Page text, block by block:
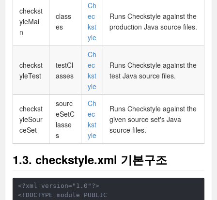
checkst
yleMai
n
class
es
Ch
ec
kst
yle
Runs Checkstyle against the
production Java source files.
checkst
yleTest
testCl
asses
Ch
ec
kst
yle
Runs Checkstyle against the
test Java source files.
checkst
yleSour
ceSet
sourc
eSetC
lasse
s
Ch
ec
kst
yle
Runs Checkstyle against the
given source set's Java
source files.
1.3. checkstyle.xml 기본구조
<?xml version="1.0"?>
<!DOCTYPE module PUBLIC